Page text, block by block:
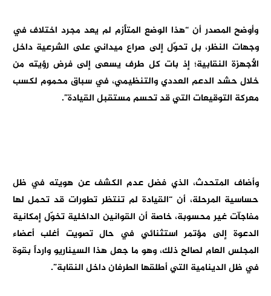
وأوضح المصدر أن “هذا الوضع المتأزم لم يعد مجرد اختلاف في
وجهات النظر، بل تحوّل إلى صراع ميداني على الشرعية داخل
الأجهزة النقابية؛ إذ بات كل طرف يسعى إلى فرض رؤيته من
خلال حشد الدعم العددي والتنظيمي، في سباق محموم لكسب
معركة التوقيعات التي قد تحسم مستقبل القيادة”.
وأضاف المتحدث، الذي فضل عدم الكشف عن هويته في ظل
حساسية المرحلة، أن “القيادة لم تنتظر تطورات قد تحمل لها
مفاجآت غير محسوبة، خاصة أن القوانين الداخلية تخوّل إمكانية
الدعوة إلى مؤتمر استثنائي في حال تصويت أغلب أعضاء
المجلس العام لصالح ذلك، وهو ما جعل هذا السيناريو وارداً بقوة
في ظل الدينامية التي أطلقها الطرفان داخل النقابة”.